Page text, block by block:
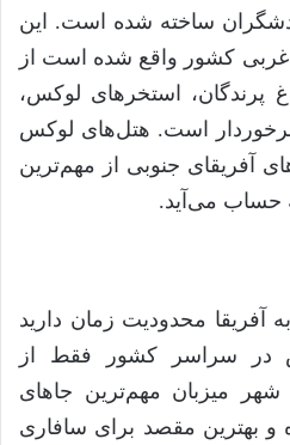
ساخته شده است. این
کشور واقع شده است از
پرندگان، استخر‌های لوکس،
است. هتل‌های لوکس
آفریقای جنوبی از مهم‌ترین
حساب می‌آید.
آفریقا محدودیت زمان دارید
در سراسر کشور فقط از
شهر میزبان مهم‌ترین جا‌های
و بهترین مقصد برای سافاری